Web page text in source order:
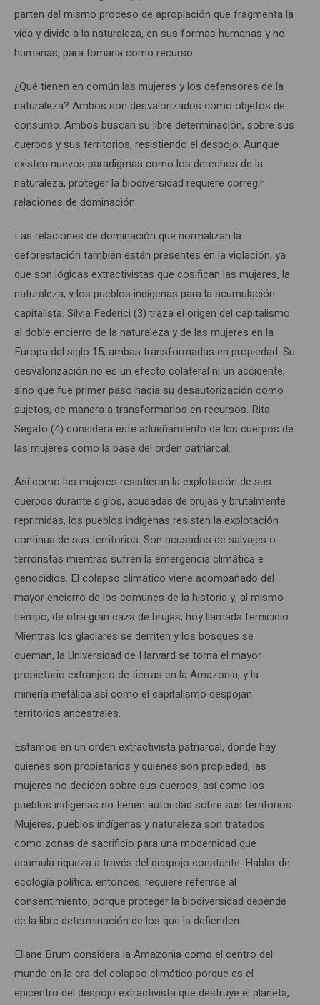
parten del mismo proceso de apropiación que fragmenta la
vida y divide a la naturaleza, en sus formas humanas y no
humanas, para tomarla como recurso.
¿Qué tienen en común las mujeres y los defensores de la
naturaleza? Ambos son desvalorizados como objetos de
consumo. Ambos buscan su libre determinación, sobre sus
cuerpos y sus territorios, resistiendo el despojo. Aunque
existen nuevos paradigmas como los derechos de la
naturaleza, proteger la biodiversidad requiere corregir
relaciones de dominación.
Las relaciones de dominación que normalizan la
deforestación también están presentes en la violación, ya
que son lógicas extractivistas que cosifican las mujeres, la
naturaleza, y los pueblos indígenas para la acumulación
capitalista. Silvia Federici (3) traza el origen del capitalismo
al doble encierro de la naturaleza y de las mujeres en la
Europa del siglo 15, ambas transformadas en propiedad. Su
desvalorización no es un efecto colateral ni un accidente,
sino que fue primer paso hacia su desautorización como
sujetos, de manera a transformarlos en recursos. Rita
Segato (4) considera este adueñamiento de los cuerpos de
las mujeres como la base del orden patriarcal.
Así como las mujeres resistieran la explotación de sus
cuerpos durante siglos, acusadas de brujas y brutalmente
reprimidas, los pueblos indígenas resisten la explotación
continua de sus territorios. Son acusados de salvajes o
terroristas mientras sufren la emergencia climática e
genocidios. El colapso climático viene acompañado del
mayor encierro de los comunes de la historia y, al mismo
tiempo, de otra gran caza de brujas, hoy llamada femicidio.
Mientras los glaciares se derriten y los bosques se
queman, la Universidad de Harvard se torna el mayor
propietario extranjero de tierras en la Amazonia, y la
minería metálica así como el capitalismo despojan
territorios ancestrales.
Estamos en un orden extractivista patriarcal, donde hay
quienes son propietarios y quienes son propiedad; las
mujeres no deciden sobre sus cuerpos, así como los
pueblos indígenas no tienen autoridad sobre sus territorios.
Mujeres, pueblos indígenas y naturaleza son tratados
como zonas de sacrificio para una modernidad que
acumula riqueza a través del despojo constante. Hablar de
ecología política, entonces, requiere referirse al
consentimiento, porque proteger la biodiversidad depende
de la libre determinación de los que la defienden.
Eliane Brum considera la Amazonia como el centro del
mundo en la era del colapso climático porque es el
epicentro del despojo extractivista que destruye el planeta,